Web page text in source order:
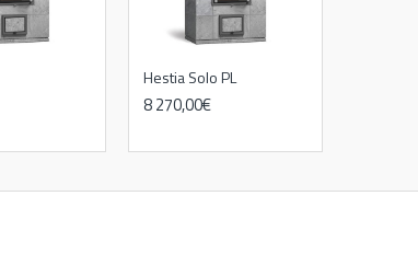
Hestia Solo PL
8 270,00€